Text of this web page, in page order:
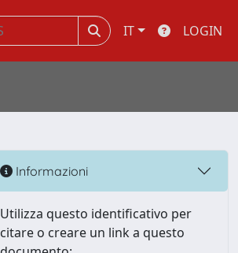
IT LOGIN
Informazioni
Utilizza questo identificativo per
citare o creare un link a questo